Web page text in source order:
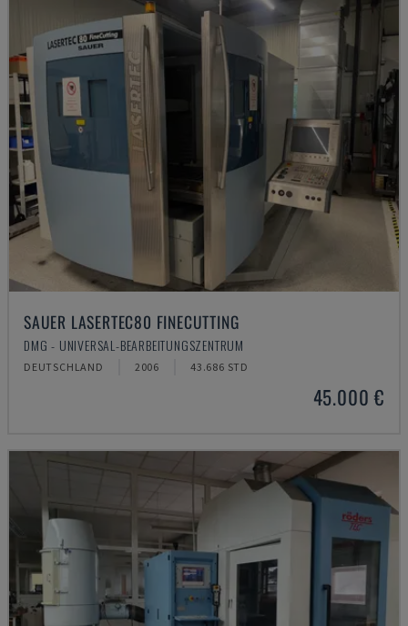
SAUER LASERTEC80 FINECUTTING
DMG - UNIVERSAL-BEARBEITUNGSZENTRUM
DEUTSCHLAND 2006 43.686 STD
45.000 €